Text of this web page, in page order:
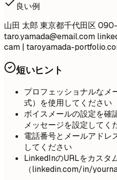
良い例
山田 太郎 東京都千代田区
taro.yamada@email.com
cam | taroyamada-
短いヒント
プロフェッショナルなメ
式）を使用してください
ボイスメールの設定を確
メッセージを設定してく
電話番号とメールアドレ
してください
LinkedInのURLをカスタ
（linkedin.com/in/